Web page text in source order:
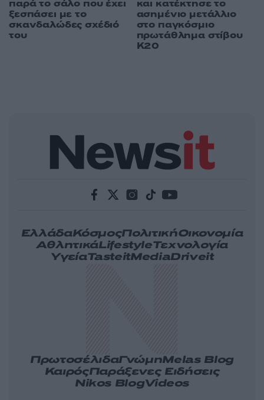
παρά το σάλο που έχει
ξεσπάσει με το
σκανδαλώδες σχέδιό
του
και κατέκτησε το
ασημένιο μετάλλιο
στο παγκόσμιο
πρωτάθλημα στίβου
Κ20
ΕλλάδαΚόσμοςΠολιτικήΟικονομία
ΑθλητικάLifestyleΤεχνολογία
ΥγείαTasteitMediaDriveit
ΠρωτοσέλιδαΓνώμηMelas Blog
ΚαιρόςΠαράξενες Ειδήσεις
Nikos BlogVideos